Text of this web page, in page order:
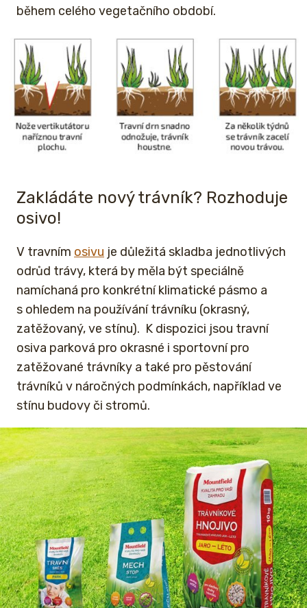
během celého vegetačního období.
Zakládáte nový trávník? Rozhoduje
osivo!
V travním osivu je důležitá skladba jednotlivých
odrůd trávy, která by měla být speciálně
namíchaná pro konkrétní klimatické pásmo a
s ohledem na používání trávníku (okrasný,
zatěžovaný, ve stínu). K dispozici jsou travní
osiva parková pro okrasné i sportovní pro
zatěžované trávníky a také pro pěstování
trávníků v náročných podmínkách, například ve
stínu budovy či stromů.